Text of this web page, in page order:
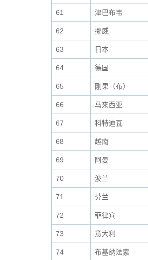
61 津巴布韦
62 挪威
63 日本
64 德国
65 刚果（布）
66 马来西亚
67 科特迪瓦
68 越南
69 阿曼
70 波兰
71 芬兰
72 菲律宾
73 意大利
74 布基纳法索